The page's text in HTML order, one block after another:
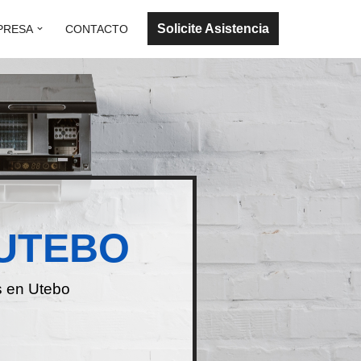
CONTACTO Solicite Asistencia
en Utebo